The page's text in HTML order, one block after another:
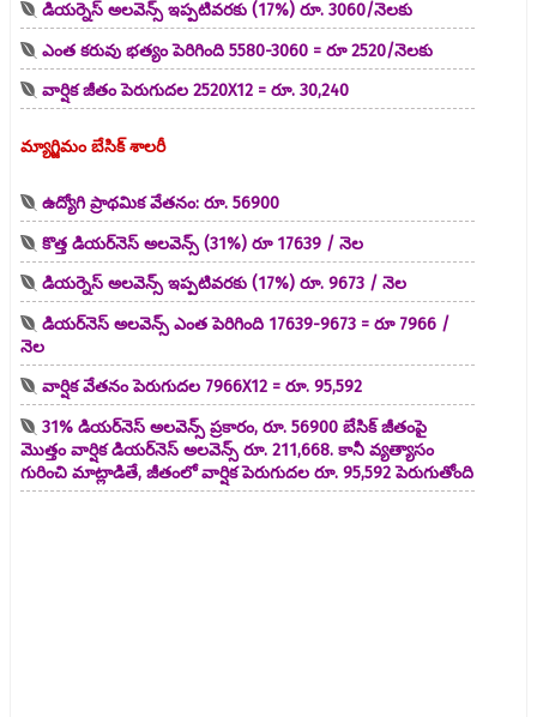
డియర్నెస్ అలవెన్స్ ఇప్పటివరకు (17%) రూ. 3060/నెలకు
ఎంత కరువు భత్యం పెరిగింది 5580-3060 = రూ 2520/నెలకు
వార్షిక జీతం పెరుగుదల 2520X12 = రూ. 30,240
మ్యాగ్జిమం బేసిక్‌ శాలరీ
ఉద్యోగి ప్రాథమిక వేతనం: రూ. 56900
కొత్త డియర్‌నెస్ అలవెన్స్ (31%) రూ 17639 / నెల
డియర్నెస్ అలవెన్స్ ఇప్పటివరకు (17%) రూ. 9673 / నెల
డియర్‌నెస్ అలవెన్స్ ఎంత పెరిగింది 17639-9673 = రూ 7966 /
నెల
వార్షిక వేతనం పెరుగుదల 7966X12 = రూ. 95,592
31% డియర్‌నెస్ అలవెన్స్ ప్రకారం, రూ. 56900 బేసిక్ జీతంపై
మొత్తం వార్షిక డియర్‌నెస్ అలవెన్స్ రూ. 211,668. కానీ వ్యత్యాసం
గురించి మాట్లాడితే, జీతంలో వార్షిక పెరుగుదల రూ. 95,592 పెరుగుతోంది